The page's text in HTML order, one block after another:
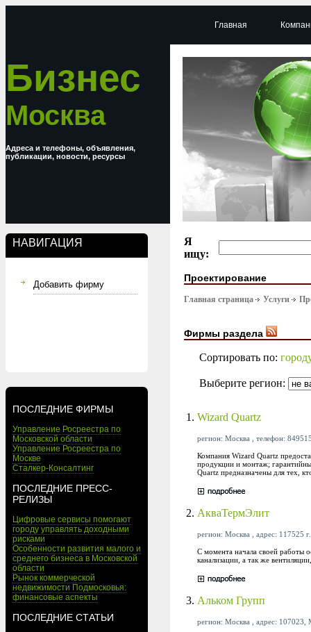
Бизнес
Москва
Адреса и телефоны, объявления,
публикации, новости, ресурсы
НАВИГАЦИЯ
Добавить фирму
ПОСЛЕДНИЕ ФИРМЫ
Управление Росреестра по
Московской области
Управление Росреестра по
Москве
Сталкер-Консалтинг
ПОСЛЕДНИЕ ПРЕСС-
РЕЛИЗЫ
Цифровые сервисы помогают
городу управлять доходными
рисками
Особенности развития малого и
среднего бизнеса в Московской
области
Рынок коммерческой
недвижимости Подмосковья:
финансовые аспекты
ПОСЛЕДНИЕ СТАТЬИ
Главная
Я
ищу:
Проектирование
Главная страница Услуги
Фирмы раздела
Сортировать по:
Выберите регион:
1. Wizard Quartz
регион: Москва , телефон:
Компания Wizard Quartz
продукции и монтаж;
Quartz предназначены для тех,
2. АкваТермЭлит
регион: Москва , адрес: 117525
С момента начала своей работы
канализации, а так же
3. Альком Групп
регион: Москва , адрес: 107023,